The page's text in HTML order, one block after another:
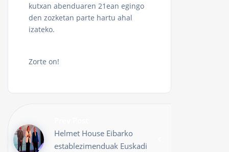
kutxan abenduaren 21ean egingo
den zozketan parte hartu ahal
izateko.
Zorte on!
Helmet House Eibarko
establezimenduak Euskadi